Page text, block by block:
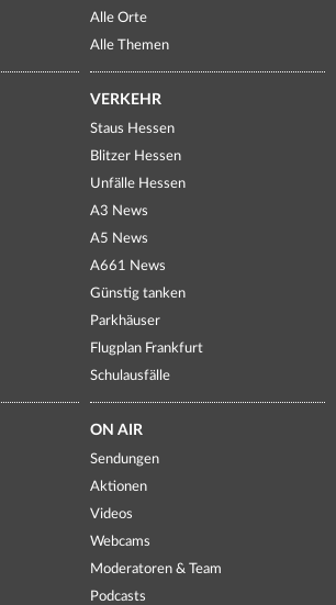
Alle Orte
Alle Themen
VERKEHR
Staus Hessen
Blitzer Hessen
Unfälle Hessen
A3 News
A5 News
A661 News
Günstig tanken
Parkhäuser
Flugplan Frankfurt
Schulausfälle
ON AIR
Sendungen
Aktionen
Videos
Webcams
Moderatoren & Team
Podcasts